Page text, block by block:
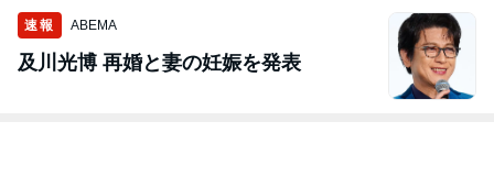
速報 ABEMA
及川光博 再婚と妻の妊娠を発表